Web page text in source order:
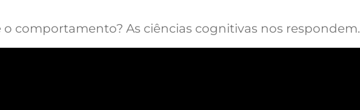
comportamento? As ciências cognitivas nos respondem.